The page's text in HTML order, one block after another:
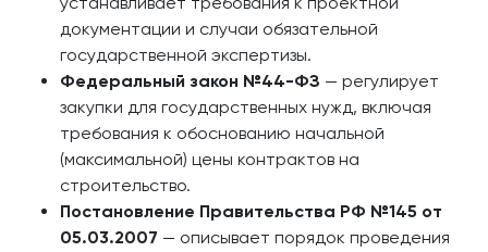
документации и случаи обязательной
государственной экспертизы.
Федеральный закон №44-ФЗ — регулирует
закупки для государственных нужд, включая
требования к обоснованию начальной
(максимальной) цены контрактов на
строительство.
Постановление Правительства РФ №145 от
05.03.2007 — описывает порядок проведения